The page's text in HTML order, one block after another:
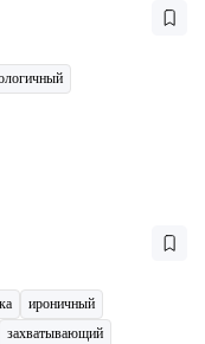
ироничный
захватывающий